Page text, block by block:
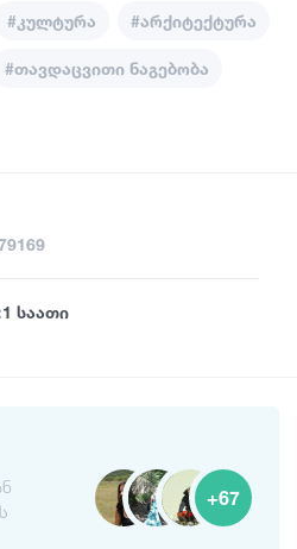
#კულტურა #არქიტექტურა
#თავდაცვითი ნაგებობა
1 საათი
+67